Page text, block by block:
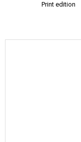
Print edition